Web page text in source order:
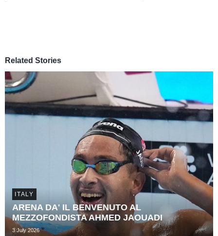
Related Stories
ITALY
ARENA DA' IL BENVENUTO AL
MEZZOFONDISTA AHMED JAOUADI
3 July 2026